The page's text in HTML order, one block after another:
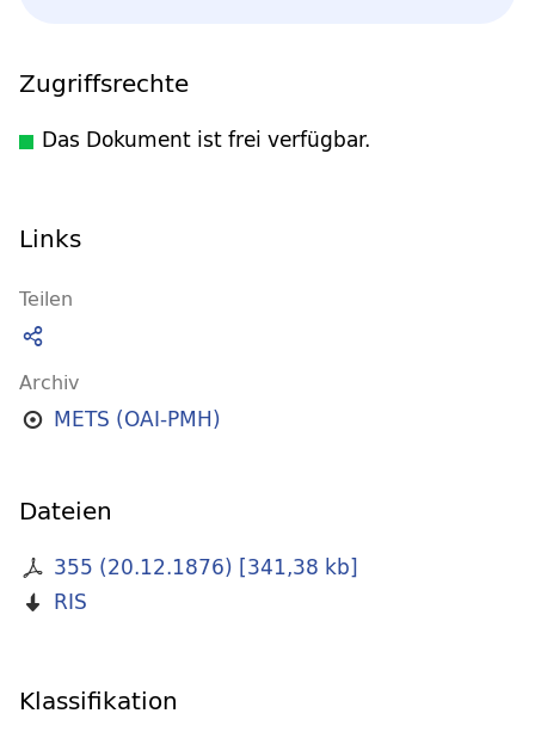
Zugriffsrechte
Das Dokument ist frei verfügbar.
Links
Teilen
Archiv
METS (OAI-PMH)
Dateien
355 (20.12.1876) [341,38 kb]
RIS
Klassifikation